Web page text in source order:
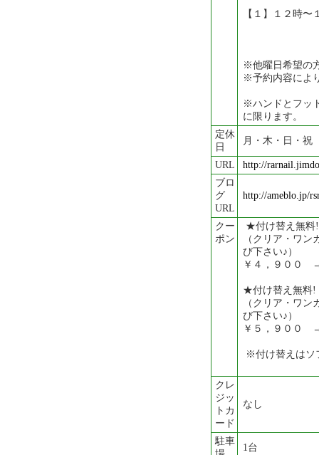
【１】１２時〜
※他曜日希望の
※予約内容によ
※ハンドとフッ
に限ります。
定休
日
月・木・日・祝
URL
http://
ブロ
グ
URL
http://ameblo.jp/
クー
ポン
★付け替え無
（クリア・ワ
び下さい♪）
￥４，９００
★付け替え無料
（クリア・ワ
び下さい♪）
￥５，９００
※付け替えはソ
クレ
ジッ
トカ
ード
なし
駐車
1台